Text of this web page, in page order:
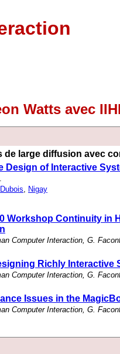
Watts avec
large diffusion avec
Design of Interactive
.
Dubois, Nigay
Workshop Continuity in
Computer Interaction, G.
Richly Interactive
Computer Interaction, G.
Issues in the
Computer Interaction, G.